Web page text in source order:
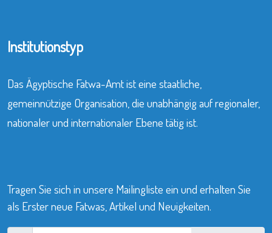
Institutionstyp
Das Ägyptische Fatwa-Amt ist eine staatliche,
gemeinnützige Organisation, die unabhängig auf regionaler,
nationaler und internationaler Ebene tätig ist.
Tragen Sie sich in unsere Mailingliste ein und erhalten Sie
als Erster neue Fatwas, Artikel und Neuigkeiten.